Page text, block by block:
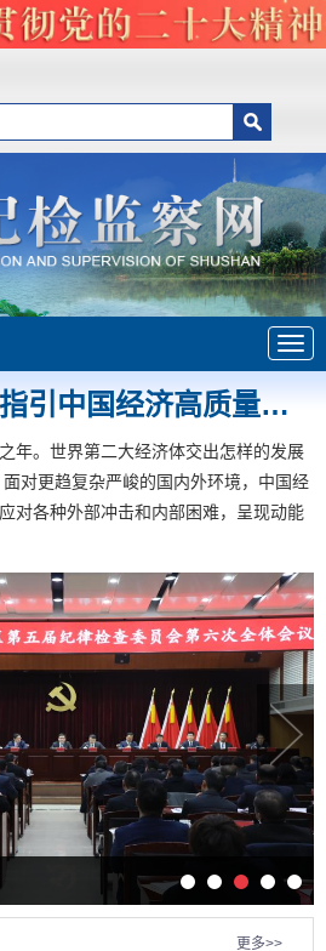
习近平经济思想指引中国经济高质量发展行稳致远
年。世界第二大经济体交出怎样的发展
对更趋复杂严峻的国内外环境，中国经
对各种外部冲击和内部困难，呈现动能
更多>>